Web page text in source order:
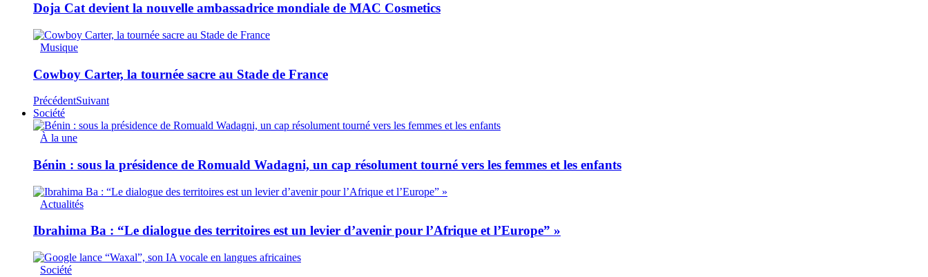
Doja Cat devient la nouvelle ambassadrice mondiale de MAC Cosmetics
Musique
Cowboy Carter, la tournée sacre au Stade de France
PrécédentSuivant
Société
À la une
Bénin : sous la présidence de Romuald Wadagni, un cap résolument tourné vers les femmes et les enfants
Actualités
Ibrahima Ba : “Le dialogue des territoires est un levier d’avenir pour l’Afrique et l’Europe” »
Société